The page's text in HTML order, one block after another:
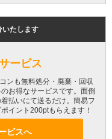
いたします
ービス
ンも無料処分・廃棄・回収
お得なサービスです。面倒
払いにて送るだけ。簡易フ
イント200ptもらえます！
ビスへ